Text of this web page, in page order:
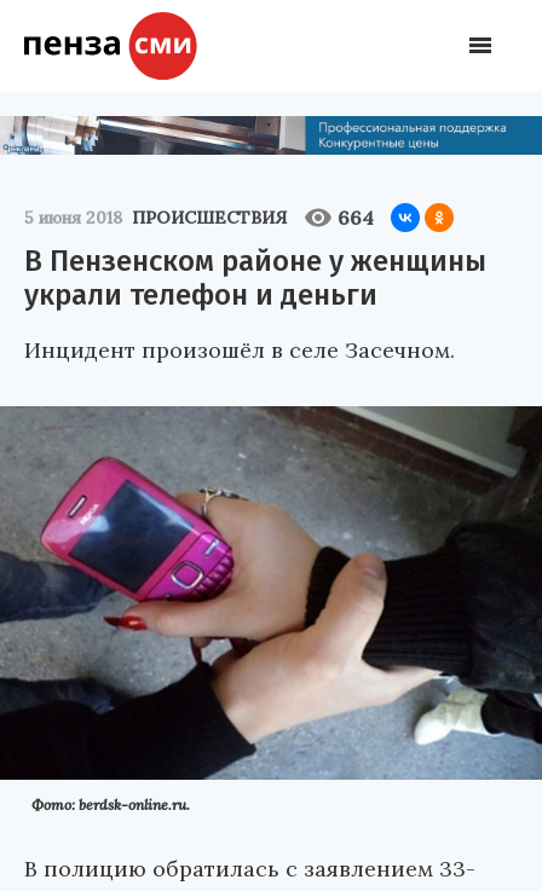
5 июня 2018 ПРОИСШЕСТВИЯ 664
В Пензенском районе у женщины
украли телефон и деньги
Инцидент произошёл в селе Засечном.
Фото: berdsk-online.ru.
В полицию обратилась с заявлением 33-